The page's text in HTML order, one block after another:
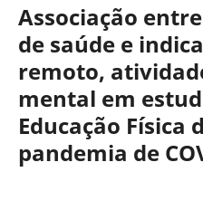
Associação
de saúde e
remoto,
mental em
Educação Física
pandemia de